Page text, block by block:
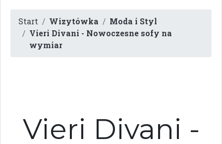
Start Wizytówka
Moda i Styl
Vieri Divani - Nowoczesne sofy na
wymiar
Vieri Divani -